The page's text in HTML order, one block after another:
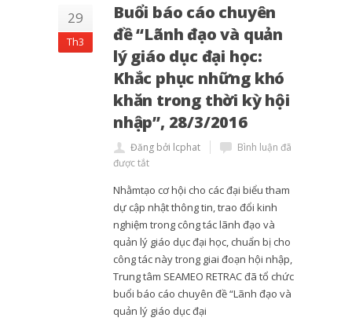
29
Th3
Buổi báo cáo chuyên
đề “Lãnh đạo và quản
lý giáo dục đại học:
Khắc phục những khó
khăn trong thời kỳ hội
nhập”, 28/3/2016
Đăng bởi lcphat
Bình luận đã
được tắt
Nhằmtạo cơ hội cho các đại biểu tham
dự cập nhật thông tin, trao đổi kinh
nghiệm trong công tác lãnh đạo và
quản lý giáo dục đại học, chuẩn bị cho
công tác này trong giai đoạn hội nhập,
Trung tâm SEAMEO RETRAC đã tổ chức
buổi báo cáo chuyên đề “Lãnh đạo và
quản lý giáo dục đại